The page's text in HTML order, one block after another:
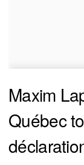
Maxim
Québec